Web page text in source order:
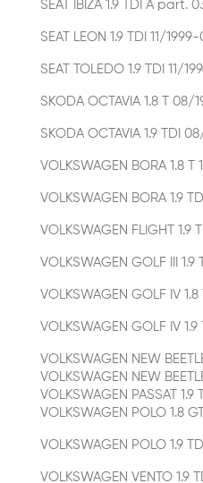
SEAT IBIZA 1.9 TDI À part.
SEAT LEON 1.9 TDI 11/
SEAT TOLEDO 1.9 TDI 11/
SKODA OCTAVIA 1.8 T 08/
SKODA OCTAVIA 1.9 TDI
VOLKSWAGEN BORA 1.8
VOLKSWAGEN BORA 1.9
VOLKSWAGEN FLIGHT
VOLKSWAGEN GOLF III
VOLKSWAGEN GOLF IV
VOLKSWAGEN GOLF IV
VOLKSWAGEN NEW
VOLKSWAGEN NEW
VOLKSWAGEN PASSAT
VOLKSWAGEN POLO 1.8
VOLKSWAGEN POLO 1.9
VOLKSWAGEN VENTO 1.9